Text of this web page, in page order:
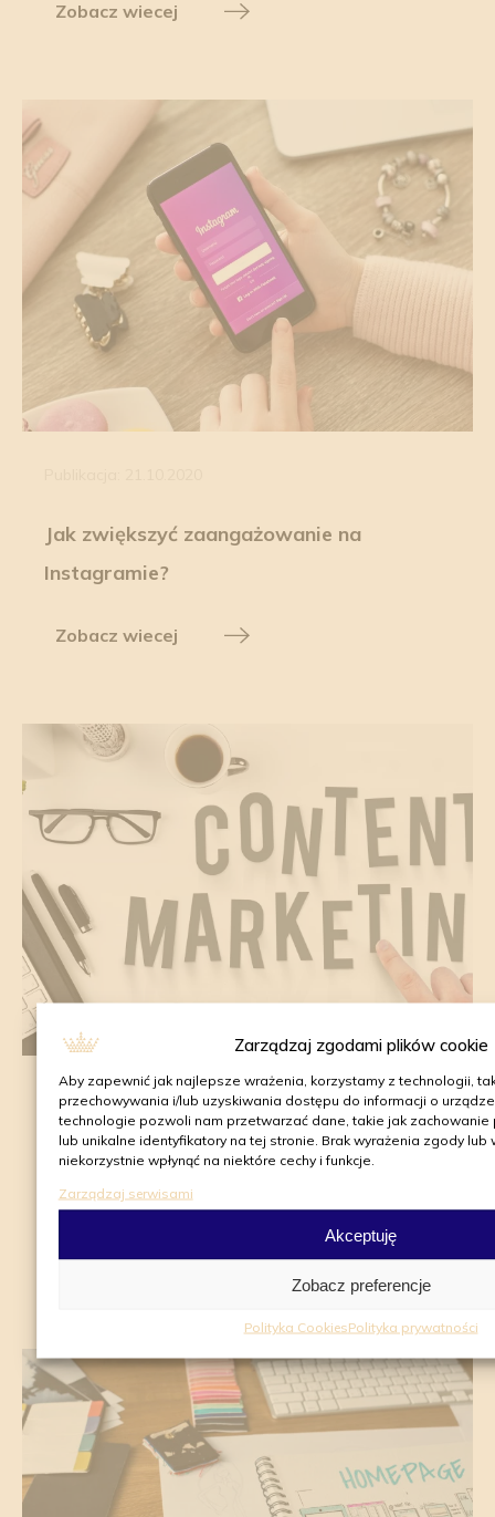
Zarządzaj zgodami plików cookie
Aby zapewnić jak najlepsze wrażenia, korzystamy z technologii,
przechowywania i/lub uzyskiwania dostępu do informacji o
technologie pozwoli nam przetwarzać dane, takie jak
lub unikalne identyfikatory na tej stronie. Brak wyrażenia zgody lub
niekorzystnie wpłynąć na niektóre cechy i funkcje.
Zarządzaj serwisami
Akceptuję
Zobacz preferencje
Polityka CookiesPolityka prywatności
Zobacz wiecej
Jak zwiększyć zaangażowanie na
Instagramie?
Zobacz wiecej
Publikacja: 16.09.2021
Czym jest content marketing i jakie
przynosi korzyści?
Zobacz wiecej